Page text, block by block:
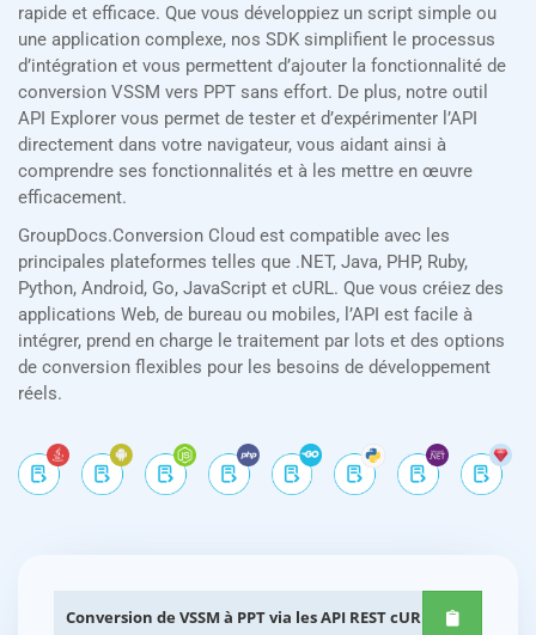
rapide et efficace. Que vous développiez un script simple ou
une application complexe, nos SDK simplifient le processus
d’intégration et vous permettent d’ajouter la fonctionnalité de
conversion VSSM vers PPT sans effort. De plus, notre outil
API Explorer vous permet de tester et d’expérimenter l’API
directement dans votre navigateur, vous aidant ainsi à
comprendre ses fonctionnalités et à les mettre en œuvre
efficacement.
GroupDocs.Conversion Cloud est compatible avec les
principales plateformes telles que .NET, Java, PHP, Ruby,
Python, Android, Go, JavaScript et cURL. Que vous créiez des
applications Web, de bureau ou mobiles, l’API est facile à
intégrer, prend en charge le traitement par lots et des options
de conversion flexibles pour les besoins de développement
réels.
Conversion de VSSM à PPT via les API REST cURL